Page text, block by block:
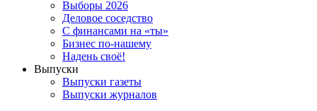
Выборы 2026
Деловое соседство
С финансами на «ты»
Бизнес по-нашему
Надень своё!
Выпуски
Выпуски газеты
Выпуски журналов